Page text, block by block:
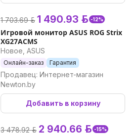
1 703.69 р. 1 490.93 р. -12%
Игровой монитор ASUS ROG Strix
XG27ACMS
Новое, ASUS
Онлайн-заказ Гарантия
Продавец: Интернет-магазин
Newton.by
Добавить в корзину
3 478.92 р. 2 940.66 р. -15%